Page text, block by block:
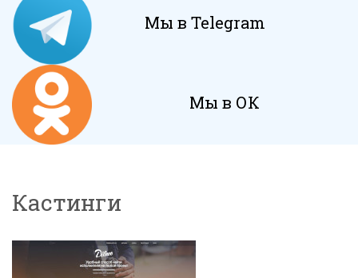
Мы в Telegram
Мы в ОК
Кастинги